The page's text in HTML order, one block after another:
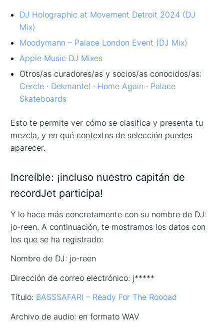
DJ Holographic at Movement Detroit 2024 (DJ
Mix)
Moodymann – Palace London Event (DJ Mix)
Apple Music DJ Mixes
Otros/as curadores/as y socios/as conocidos/as:
Cercle · Dekmantel · Home Again · Palace
Skateboards
Esto te permite ver cómo se clasifica y presenta tu
mezcla, y en qué contextos de selección puedes
aparecer.
Increíble: ¡incluso nuestro capitán de
recordJet participa!
Y lo hace más concretamente con su nombre de DJ:
jo-reen. A continuación, te mostramos los datos con
los que se ha registrado:
Nombre de DJ: jo-reen
Dirección de correo electrónico: j*****
Título: BASSSAFARI – Ready For The Roooad
Archivo de audio: en formato WAV